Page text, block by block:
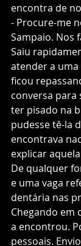
encontra de
- Procure-me
Sampaio. Nos
Saiu
atender a
ficou
conversa para
ter pisado na
pudesse tê-la
encontrava
explicar
De qualquer
e uma vaga
dentária nas
Chegando em
a encontrou.
pessoais.